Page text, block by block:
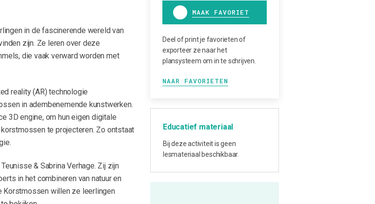
in de fascinerende wereld van
zijn. Ze leren over deze
die vaak verward worden met
reality (AR) technologie
in adembenemende kunstwerken.
3D engine, om hun eigen digitale
te projecteren. Zo ontstaat
& Sabrina Verhage. Zij zijn
in het combineren van natuur en
Korstmossen willen ze leerlingen
MAAK FAVORIET
Deel of print je favorieten of
exporteer ze naar het
plansysteem om in te schrijven.
NAAR FAVORIETEN
Educatief materiaal
Bij deze activiteit is geen
lesmateriaal beschikbaar.